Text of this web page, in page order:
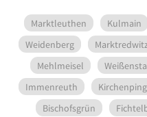
Marktleuthen Kulmain
Weidenberg
Mehlmeisel
Immenreuth
Bischofsgrün